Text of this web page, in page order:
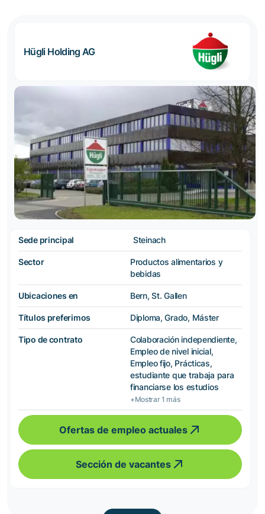
Hügli Holding AG
Sede principal Steinach
Sector
Productos alimentarios y
bebidas
Ubicaciones en Bern, St. Gallen
Títulos preferimos Diploma, Grado, Máster
Tipo de contrato
Colaboración independiente,
Empleo de nivel inicial,
Empleo fijo, Prácticas,
estudiante que trabaja para
financiarse los estudios
+Mostrar 1 más
Ofertas de empleo actuales
Sección de vacantes